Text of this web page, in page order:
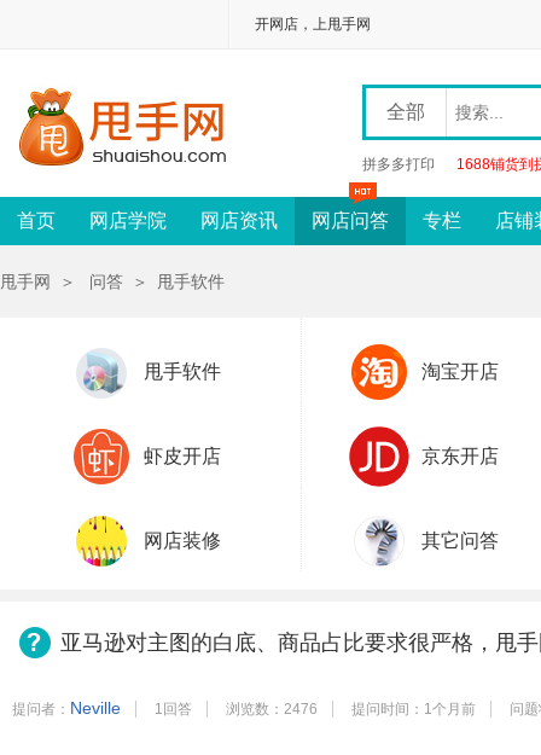
开网店，上甩手网
全部
拼多多打印 1688铺货到
首页 网店学院 网店资讯 网店问答 专栏 店铺
甩手网 ＞ 问答 ＞ 甩手软件
甩手软件 淘宝开店
虾皮开店 京东开店
网店装修 其它问答
亚马逊对主图的白底、商品占比要求很严格，甩
提问者： Neville 1回答 浏览数：2476 提问时间：1个月前 问